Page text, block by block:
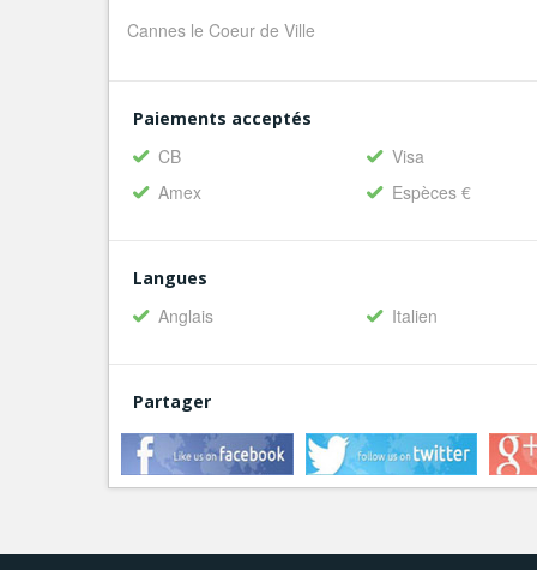
Cannes le Coeur de Ville
Paiements acceptés
CB
Visa
Amex
Espèces €
Langues
Anglais Italien
Partager